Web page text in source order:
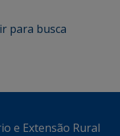
ir para busca
e Extensão Rural